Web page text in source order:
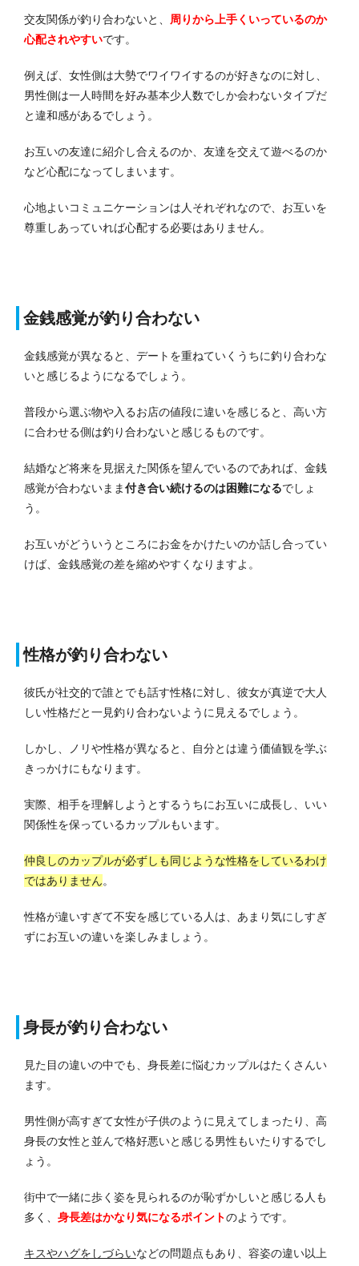
交友関係が釣り合わないと、 周りから上手くいっているのか
心配されやすいです。
例えば、女性側は大勢でワイワイするのが好きなのに対し、
男性側は一人時間を好み基本少人数でしか会わないタイプだ
と違和感があるでしょう。
お互いの友達に紹介し合えるのか、友達を交えて遊べるのか
など心配になってしまいます。
心地よいコミュニケーションは人それぞれなので、お互いを
尊重しあっていれば心配する必要はありません。
金銭感覚が釣り合わない
金銭感覚が異なると、デートを重ねていくうちに釣り合わな
いと感じるようになるでしょう。
普段から選ぶ物や入るお店の値段に違いを感じると、高い方
に合わせる側は釣り合わないと感じるものです。
結婚など将来を見据えた関係を望んでいるのであれば、金銭
感覚が合わないまま付き合い続けるのは困難になるでしょ
う。
お互いがどういうところにお金をかけたいのか話し合ってい
けば、金銭感覚の差を縮めやすくなりますよ。
性格が釣り合わない
彼氏が社交的で誰とでも話す性格に対し、彼女が真逆で大人
しい性格だと一見釣り合わないように見えるでしょう。
しかし、ノリや性格が異なると、自分とは違う価値観を学ぶ
きっかけにもなります。
実際、相手を理解しようとするうちにお互いに成長し、いい
関係性を保っているカップルもいます。
仲良しのカップルが必ずしも同じような性格をしているわけ
ではありません。
性格が違いすぎて不安を感じている人は、あまり気にしすぎ
ずにお互いの違いを楽しみましょう。
身長が釣り合わない
見た目の違いの中でも、身長差に悩むカップルはたくさんい
ます。
男性側が高すぎて女性が子供のように見えてしまったり、高
身長の女性と並んで格好悪いと感じる男性もいたりするでし
ょう。
街中で一緒に歩く姿を見られるのが恥ずかしいと感じる人も
多く、 身長差はかなり気になるポイントのようです。
キスやハグをしづらいなどの問題点もあり、容姿の違い以上